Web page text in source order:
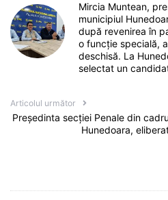
Mircia Muntean,
municipiul
după revenirea în
o funcție specială,
deschisă. La
selectat un
Articolul următor
Președinta secției Penale din
Hunedoara,